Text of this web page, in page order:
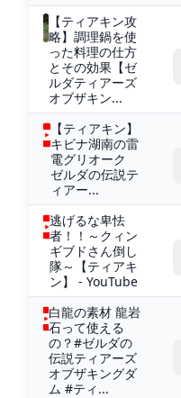
【ティアキン攻
略】調理鍋を使
った料理の仕方
とその効果【ゼ
ルダティアーズ
オブザキン...
【ティアキン】
キビナ湖南の雷
電グリオーク
ゼルダの伝説テ
ィアー...
逃げるな卑怯
者！！～クィン
ギブドさん倒し
隊～【ティアキ
ン】 - YouTube
白龍の素材 龍岩
石って使える
の？#ゼルダの
伝説ティアーズ
オブザキングダ
ム #ティ...